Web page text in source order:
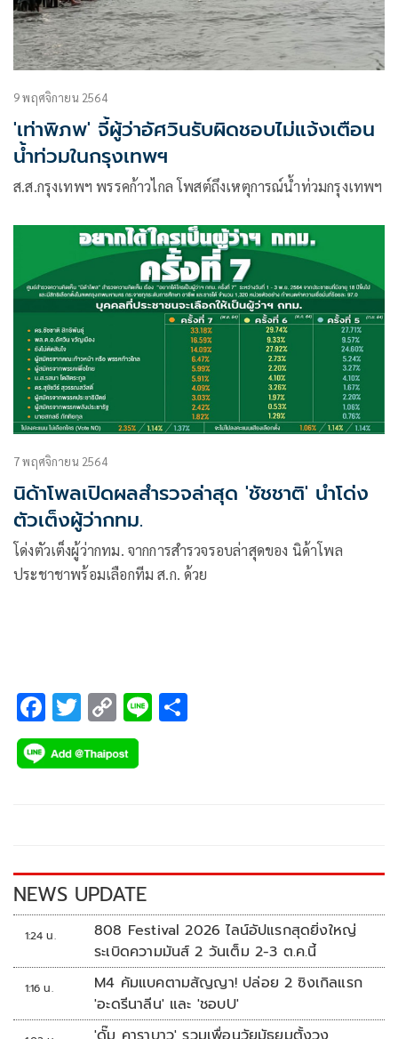
9 พฤศจิกายน 2564
'เท่าพิภพ' จี้ผู้ว่าอัศวินรับผิดชอบไม่แจ้งเตือน
น้ำท่วมในกรุงเทพฯ
ส.ส.กรุงเทพฯ พรรคก้าวไกล โพสต์ถึงเหตุการณ์น้ำท่วมกรุงเทพฯ
7 พฤศจิกายน 2564
นิด้าโพลเปิดผลสำรวจล่าสุด 'ชัชชาติ' นำโด่ง
ตัวเต็งผู้ว่ากทม.
โด่งตัวเต็งผู้ว่ากทม. จากการสำรวจรอบล่าสุดของ นิด้าโพล
ประชาชาพร้อมเลือกทีม ส.ก. ด้วย
F
ac
e
k
T
wi
tt
C
o
p
k
Li
NEWS UPDATE
1:24 น.
808 Festival 2026 ไลน์อัปแรกสุดยิ่งใหญ่
ระเบิดความมันส์ 2 วันเต็ม 2-3 ต.ค.นี้
1:16 น.
M4 คัมแบคตามสัญญา! ปล่อย 2 ซิงเกิลแรก
'อะดรีนาลีน' และ 'ชอบU'